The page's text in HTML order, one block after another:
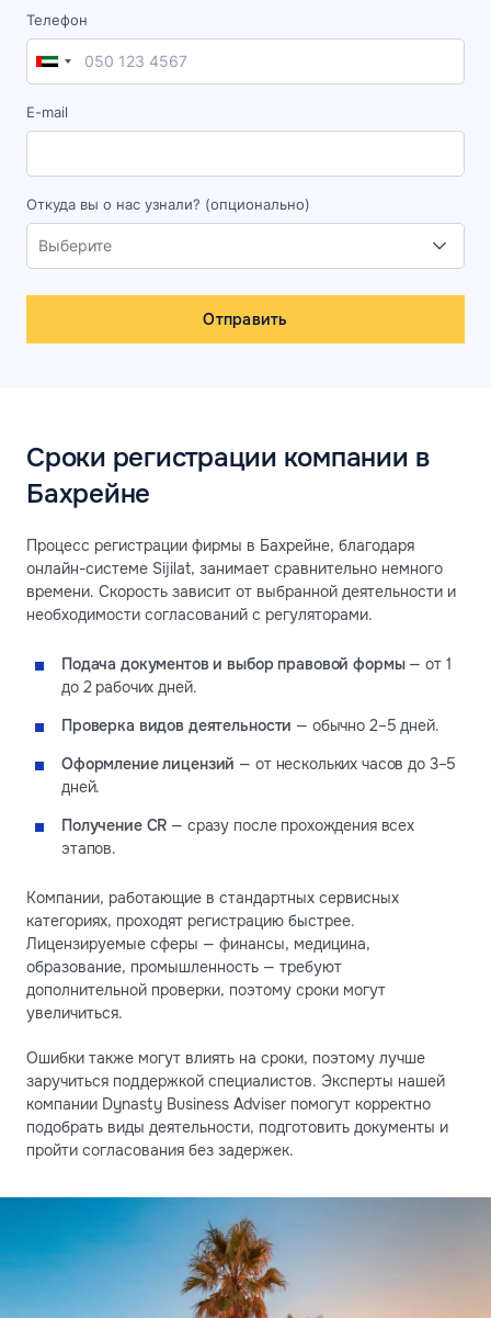
Телефон
E-mail
Откуда вы о нас узнали? (опционально)
Отправить
Сроки регистрации компании в
Бахрейне
Процесс регистрации фирмы в Бахрейне, благодаря
онлайн-системе Sijilat, занимает сравнительно немного
времени. Скорость зависит от выбранной деятельности и
необходимости согласований с регуляторами.
Подача документов и выбор правовой формы— от 1
до 2 рабочих дней.
Проверка видов деятельности — обычно 2–5 дней.
Оформление лицензий — от нескольких часов до 3–5
дней.
Получение CR — сразу после прохождения всех
этапов.
Компании, работающие в стандартных сервисных
категориях, проходят регистрацию быстрее.
Лицензируемые сферы — финансы, медицина,
образование, промышленность — требуют
дополнительной проверки, поэтому сроки могут
увеличиться.
Ошибки также могут влиять на сроки, поэтому лучше
заручиться поддержкой специалистов. Эксперты нашей
компании Dynasty Business Adviser помогут корректно
подобрать виды деятельности, подготовить документы и
пройти согласования без задержек.